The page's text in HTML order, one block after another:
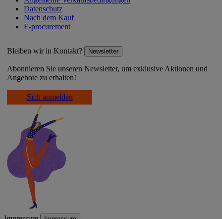
Datenschutz
Nach dem Kauf
E-procurement
Bleiben wir in Kontakt? Newsletter
Abonnieren Sie unseren Newsletter, um exklusive Aktionen und
Angebote zu erhalten!
Sich anmelden